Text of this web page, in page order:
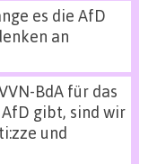
es die AfD
an
BdA für das
AfD gibt, sind wir
und